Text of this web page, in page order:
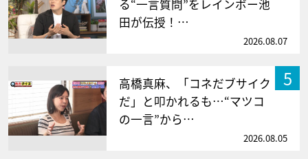
る“一言質問”をレインボー池
田が伝授！…
2026.08.07
5
高橋真麻、「コネだブサイク
だ」と叩かれるも…“マツコ
の一言”から…
2026.08.05